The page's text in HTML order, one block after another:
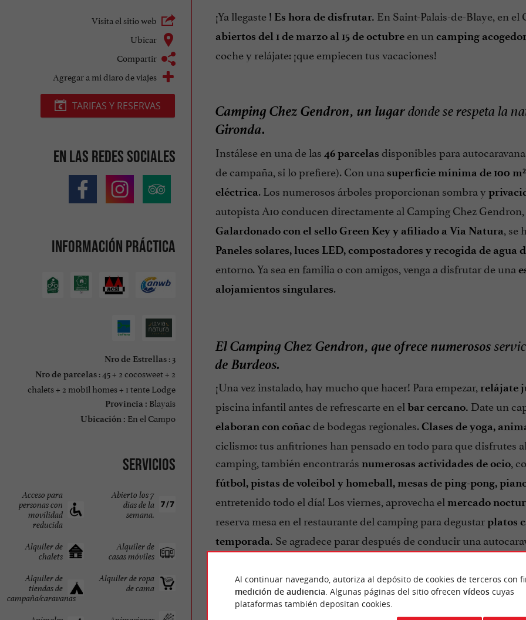
Visita el sitio web
Ubicar
Compartir
Agregar a mi diaro de viajes
TARIFAS Y RESERVAS
En las redes sociales
Información práctica
Nro de Estrellas: 3
Nro de parcelas: 45 + 2 cocosweet + 2
chalets + 2 mobil homes + 1 tente Lodge
Provincia : Blayais
Ubicación : En el Campo
Servicios
Abierto los 7
días de la
semana.
Acceso para
personas con
movilidad
reducida
Alquiler de
casas móviles
Alquiler de
chalets
Alquiler de ropa
de cama
Alquiler de
tiendas de
campaña/caravanas
¡Ya llegaste ! Es hora de disfrutar. En Saint-Palais-de-Blaye, en
abiertos del 1 de marzo al 15 de octubreen un camping
coche y relájate: ¡que empiecen tus vacaciones!
Camping Chez Gendron, un lugardonde se respeta la
Gironda.
Instálese en una de las 46 parcelas disponibles para
de campaña, si lo prefiere). Con una superficie mínima de 100
eléctrica. Los numerosos árboles proporcionan sombra y
autopista A10 conducen directamente al Camping Chez
Galardonado con el sello Green Key y afiliado a Via Natura ,
Paneles solares, luces LED, compostadores y recogida de agua
entorno. Ya sea en familia o con amigos, venga a disfrutar de una
alojamientos singulares.
El Camping Chez Gendron, que ofrece numerosos
de Burdeos.
¡Una vez instalado, hay mucho que hacer! Para empezar, relájate
piscina infantil antes de refrescarte en el bar cercano. Date un
elaboran con coñacde bodegas regionales.Clases de yoga,
ciclismo: tus anfitriones han pensado en todo para que disfrutes
camping, también encontrarás numerosas actividades de ocio,
fútbol, pistas de voleibol y homeball, mesas de ping-pong,
entretenido todo el día! Los viernes, aprovecha el mercado
reserva mesa en el restaurante del camping para degustarplatos
temporada. Se agradece parar después de conducir una
Al continuar navegando, autoriza al depósito de cookies de terceros con
medición de audiencia . Algunas páginas del sitio ofrecen vídeoscuyas
plataformas también depositan cookies.